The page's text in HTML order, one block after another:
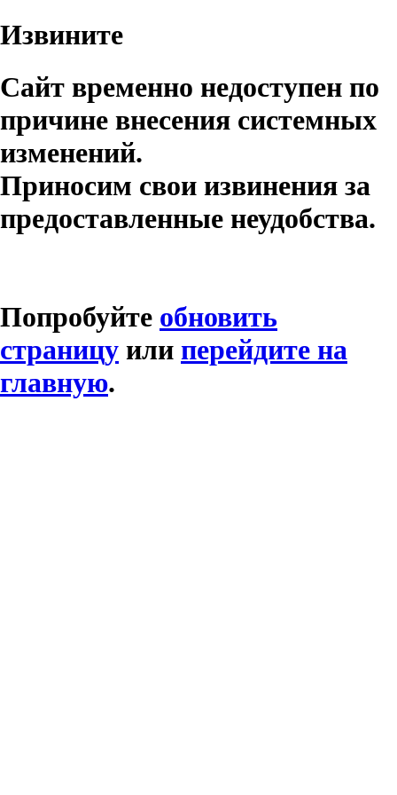
Извините
Сайт временно недоступен по
причине внесения системных
изменений.
Приносим свои извинения за
предоставленные неудобства.
Попробуйте обновить
страницу или перейдите на
главную.